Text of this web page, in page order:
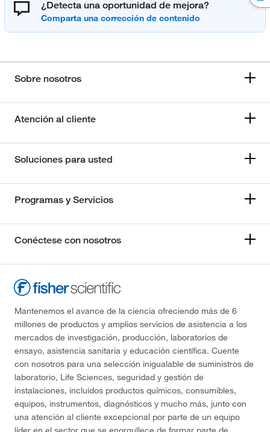
¿Detecta una oportunidad de mejora?
Sobre nosotros
Atención al cliente
Soluciones para usted
Programas y Servicios
Conéctese con nosotros
Mantenemos el avance de la ciencia ofreciendo más de 6
millones de productos y amplios servicios de asistencia a los
mercados de investigación, producción, laboratorios de
ensayo, asistencia sanitaria y educación científica. Cuente
con nosotros para una selección inigualable de suministros de
laboratorio, Life Sciences, seguridad y gestión de
instalaciones, incluidos productos químicos, consumibles,
equipos, instrumentos, diagnósticos y mucho más, junto con
una atención al cliente excepcional por parte de un equipo